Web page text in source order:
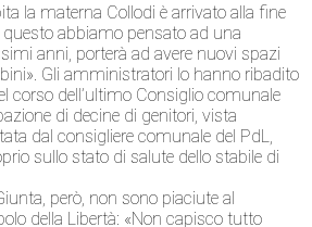
la materna Collodi è arrivato alla fine
questo abbiamo pensato ad una
anni, porterà ad avere nuovi spazi
Gli amministratori lo hanno ribadito
corso dell’ultimo Consiglio comunale
di decine di genitori, vista
dal consigliere comunale del PdL,
sullo stato di salute dello stabile di
però, non sono piaciute al
della Libertà: «Non capisco tutto